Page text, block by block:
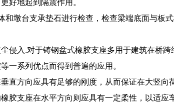
好地起到隔震作用。
和墩台支承垫石进行检查，检查梁端底面与板
侵入.对于铸钢盆式橡胶支座多用于建筑在桥
一系列优点而得到普遍的应用。
直方向应具有足够的刚度，从而保证在大竖
胶支座在水平方向则应具有一定柔性，以适应